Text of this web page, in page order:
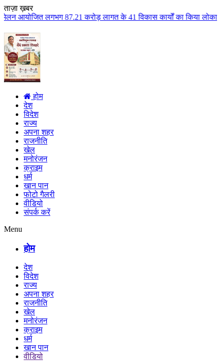
ताज़ा ख़बर
लागत के 41 विकास कार्यों का किया लोकार्पण एवं भूमिपूजन कुलैथ
होम
देश
विदेश
राज्य
अपना शहर
राजनीति
खेल
मनोरंजन
क्राइम
धर्म
खान पान
फोटो गैलरी
वीडियो
संपर्क करें
Menu
होम
देश
विदेश
राज्य
अपना शहर
राजनीति
खेल
मनोरंजन
क्राइम
धर्म
खान पान
वीडियो